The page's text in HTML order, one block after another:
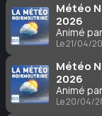
Météo
2026
Animé
Le 21/04/
Météo
2026
Animé
Le 20/04/